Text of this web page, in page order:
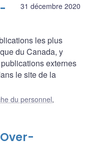
31 décembre 2020
les plus
du Canada, y
externes
le site de la
du personnel,